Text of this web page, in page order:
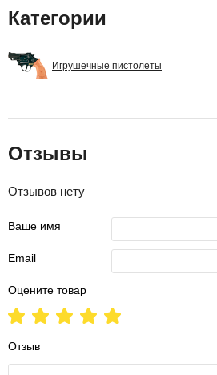
Категории
Игрушечные пистолеты
Отзывы
Отзывов нету
Ваше имя
Email
Оцените товар
Отзыв